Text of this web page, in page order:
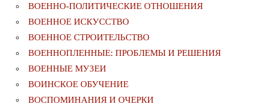
ВОЕННО-ПОЛИТИЧЕСКИE ОТНОШЕНИЯ
ВОЕННОЕ ИСКУССТВО
ВОЕННОЕ СТРОИТЕЛЬСТВО
ВОЕННОПЛЕННЫЕ: ПРОБЛЕМЫ И РЕШЕНИЯ
ВОЕННЫЕ МУЗЕИ
ВОИНСКОЕ ОБУЧЕНИЕ
ВОСПОМИНАНИЯ И ОЧЕРКИ